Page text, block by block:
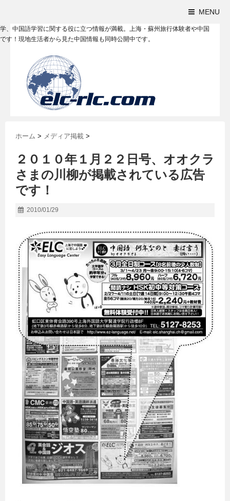
MENU
、中国語学習に関する役に立つ情報が満載。上海・蘇州旅行体験者や中国
す！現地生活者から見た中国情報も同時公開中です。
ホーム > メディア掲載 >
２０１０年１月２２日号、オオクラ
さまの川柳が掲載されている広告
です！
2010/01/29